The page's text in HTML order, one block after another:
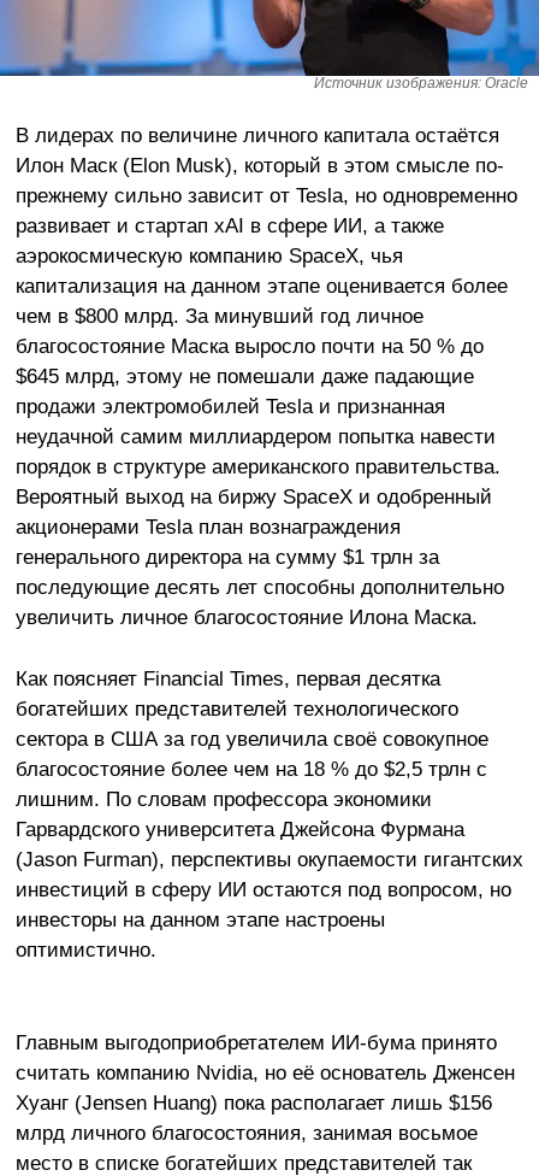
Источник изображения: Oracle
В лидерах по величине личного капитала остаётся
Илон Маск (Elon Musk), который в этом смысле по-
прежнему сильно зависит от Tesla, но одновременно
развивает и стартап xAI в сфере ИИ, а также
аэрокосмическую компанию SpaceX, чья
капитализация на данном этапе оценивается более
чем в $800 млрд. За минувший год личное
благосостояние Маска выросло почти на 50 % до
$645 млрд, этому не помешали даже падающие
продажи электромобилей Tesla и признанная
неудачной самим миллиардером попытка навести
порядок в структуре американского правительства.
Вероятный выход на биржу SpaceX и одобренный
акционерами Tesla план вознаграждения
генерального директора на сумму $1 трлн за
последующие десять лет способны дополнительно
увеличить личное благосостояние Илона Маска.
Как поясняет Financial Times, первая десятка
богатейших представителей технологического
сектора в США за год увеличила своё совокупное
благосостояние более чем на 18 % до $2,5 трлн с
лишним. По словам профессора экономики
Гарвардского университета Джейсона Фурмана
(Jason Furman), перспективы окупаемости гигантских
инвестиций в сферу ИИ остаются под вопросом, но
инвесторы на данном этапе настроены
оптимистично.
Главным выгодоприобретателем ИИ-бума принято
считать компанию Nvidia, но её основатель Дженсен
Хуанг (Jensen Huang) пока располагает лишь $156
млрд личного благосостояния, занимая восьмое
место в списке богатейших представителей так